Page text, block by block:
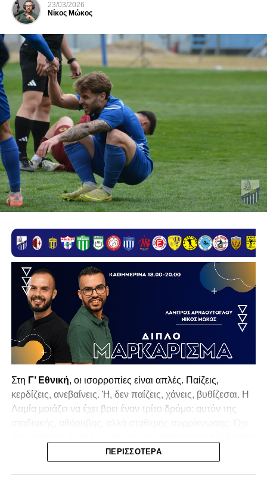
23/03/2026
Νίκος Μώκος
Στη Γ’ Εθνική, οι ισορροπίες είναι απλές. Παίζεις,
κερδίζεις, ανεβαίνεις. Ή, δεν παίζεις, χάνεις, βυθίζεσαι. Η
Λαμία μοιάζει να έχει βρει έναν τρίτο δρόμο: αυτόν της
της κατηγορίας. Της συρρίκνωσης της ίδιας της
ΠΕΡΙΣΣΌΤΕΡΑ